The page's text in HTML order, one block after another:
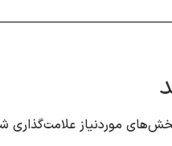
موردنیاز علامت‌گذاری